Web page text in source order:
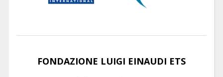
FONDAZIONE LUIGI EINAUDI ETS